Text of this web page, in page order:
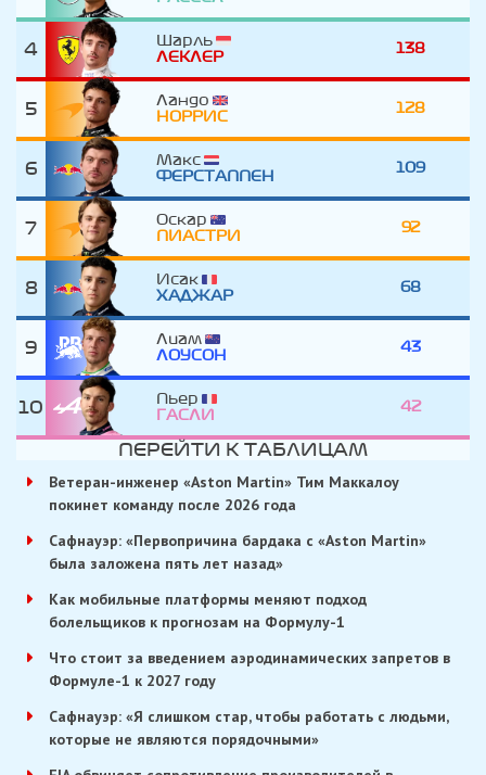
4
Шарль
ЛЕКЛЕР
138
5
Ландо
НОРРИС
128
6
Макс
ФЕРСТАППЕН
109
7
Оскар
ПИАСТРИ
92
8
Исак
ХАДЖАР
68
9
Лиам
ЛОУСОН
43
10
Пьер
ГАСЛИ
42
ПЕРЕЙТИ К ТАБЛИЦАМ
Ветеран-инженер «Aston Martin» Тим Маккалоу
покинет команду после 2026 года
Сафнауэр: «Первопричина бардака с «Aston Martin»
была заложена пять лет назад»
Как мобильные платформы меняют подход
болельщиков к прогнозам на Формулу-1
Что стоит за введением аэродинамических запретов в
Формуле-1 к 2027 году
Сафнауэр: «Я слишком стар, чтобы работать с людьми,
которые не являются порядочными»